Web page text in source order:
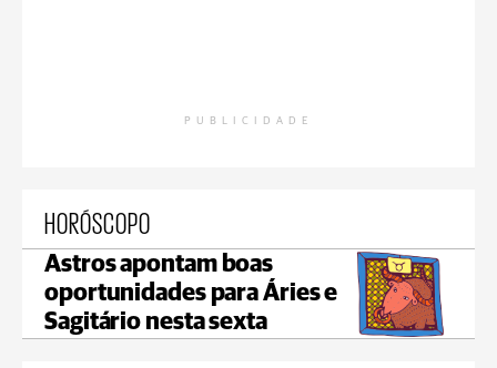
PUBLICIDADE
HORÓSCOPO
Astros apontam boas
oportunidades para Áries e
Sagitário nesta sexta